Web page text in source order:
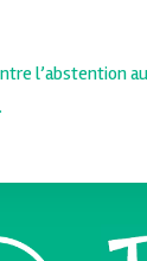
l’abstention